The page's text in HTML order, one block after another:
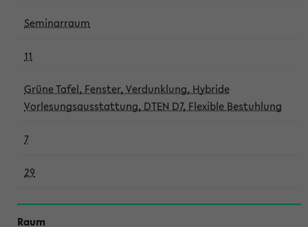
Seminarraum
11
Grüne Tafel, Fenster, Verdunklung, Hybride
Vorlesungsausstattung, DTEN D7, Flexible Bestuhlung
7
29